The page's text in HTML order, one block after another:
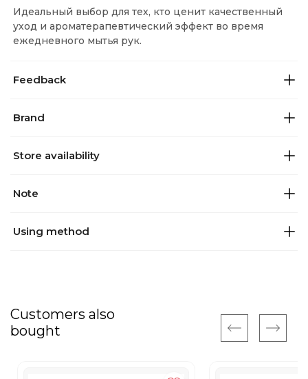
Идеальный выбор для тех, кто ценит качественный
уход и ароматерапевтический эффект во время
ежедневного мытья рук.
Feedback
Brand
Store availability
Note
Using method
Customers also
bought